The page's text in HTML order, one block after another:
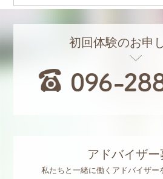
初回体験のお申
アドバイザー
私たちと一緒に働くアドバイザー